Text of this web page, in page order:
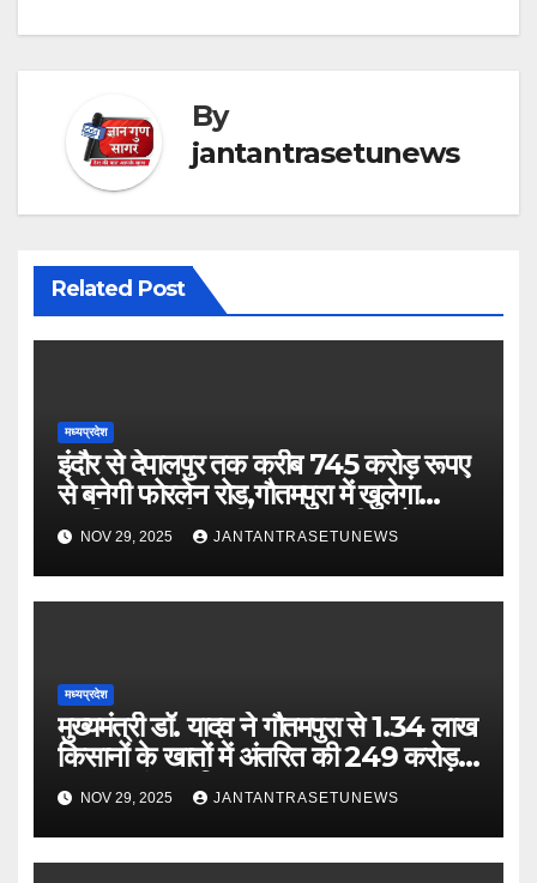
By
jantantrasetunews
Related Post
मध्यप्रदेश
इंदौर से देपालपुर तक करीब 745 करोड़ रूपए
से बनेगी फोरलेन रोड,गौतमपुरा में खुलेगा
महाविद्यालय, पीएचसी अब सीएचसी में होगा
अपग्रेड
NOV 29, 2025 JANTANTRASETUNEWS
मध्यप्रदेश
मुख्यमंत्री डॉ. यादव ने गौतमपुरा से 1.34 लाख
किसानों के खातों में अंतरित की 249 करोड़
रूपए भावांतर राशि
NOV 29, 2025 JANTANTRASETUNEWS